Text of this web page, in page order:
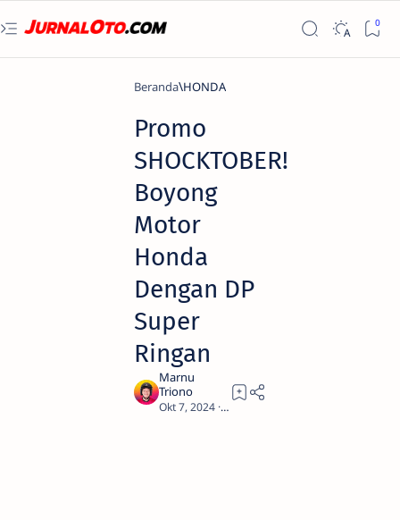
Beranda HONDA
Promo
SHOCKTOBER!
Boyong
Motor
Honda
Dengan DP
Super
Ringan
1